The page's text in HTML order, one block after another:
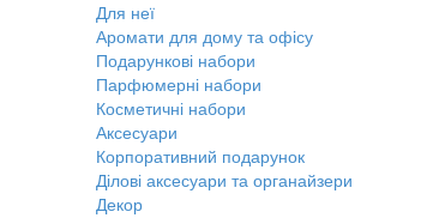
Для неї
Аромати для дому та офісу
Подарункові набори
Парфюмерні набори
Косметичні набори
Аксесуари
Корпоративний подарунок
Ділові аксесуари та органайзери
Декор